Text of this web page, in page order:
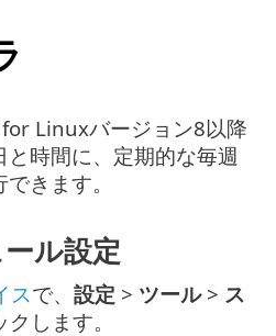
Linuxバージョン8以降
時間に、定期的な毎週
きます。
ル設定
スで、 設定 > ツール> ス
します。